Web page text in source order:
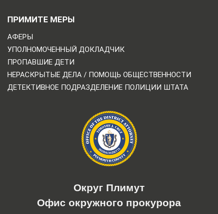
ПРИМИТЕ МЕРЫ
АФЕРЫ
УПОЛНОМОЧЕННЫЙ ДОКЛАДЧИК
ПРОПАВШИЕ ДЕТИ
НЕРАСКРЫТЫЕ ДЕЛА / ПОМОЩЬ ОБЩЕСТВЕННОСТИ
ДЕТЕКТИВНОЕ ПОДРАЗДЕЛЕНИЕ ПОЛИЦИИ ШТАТА
Округ Плимут
Офис окружного прокурора